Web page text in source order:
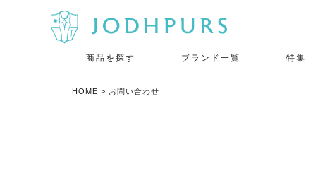
商品を探す ブランド一覧 特集
HOME お問い合わせ